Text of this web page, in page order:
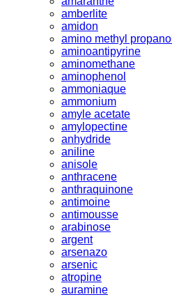
amberlite
amidon
amino methyl propanol
aminoantipyrine
aminomethane
aminophenol
ammoniaque
ammonium
amyle acetate
amylopectine
anhydride
aniline
anisole
anthracene
anthraquinone
antimoine
antimousse
arabinose
argent
arsenazo
arsenic
atropine
auramine